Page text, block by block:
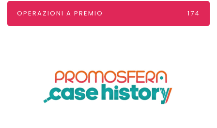
OPERAZIONI A PREMIO 174